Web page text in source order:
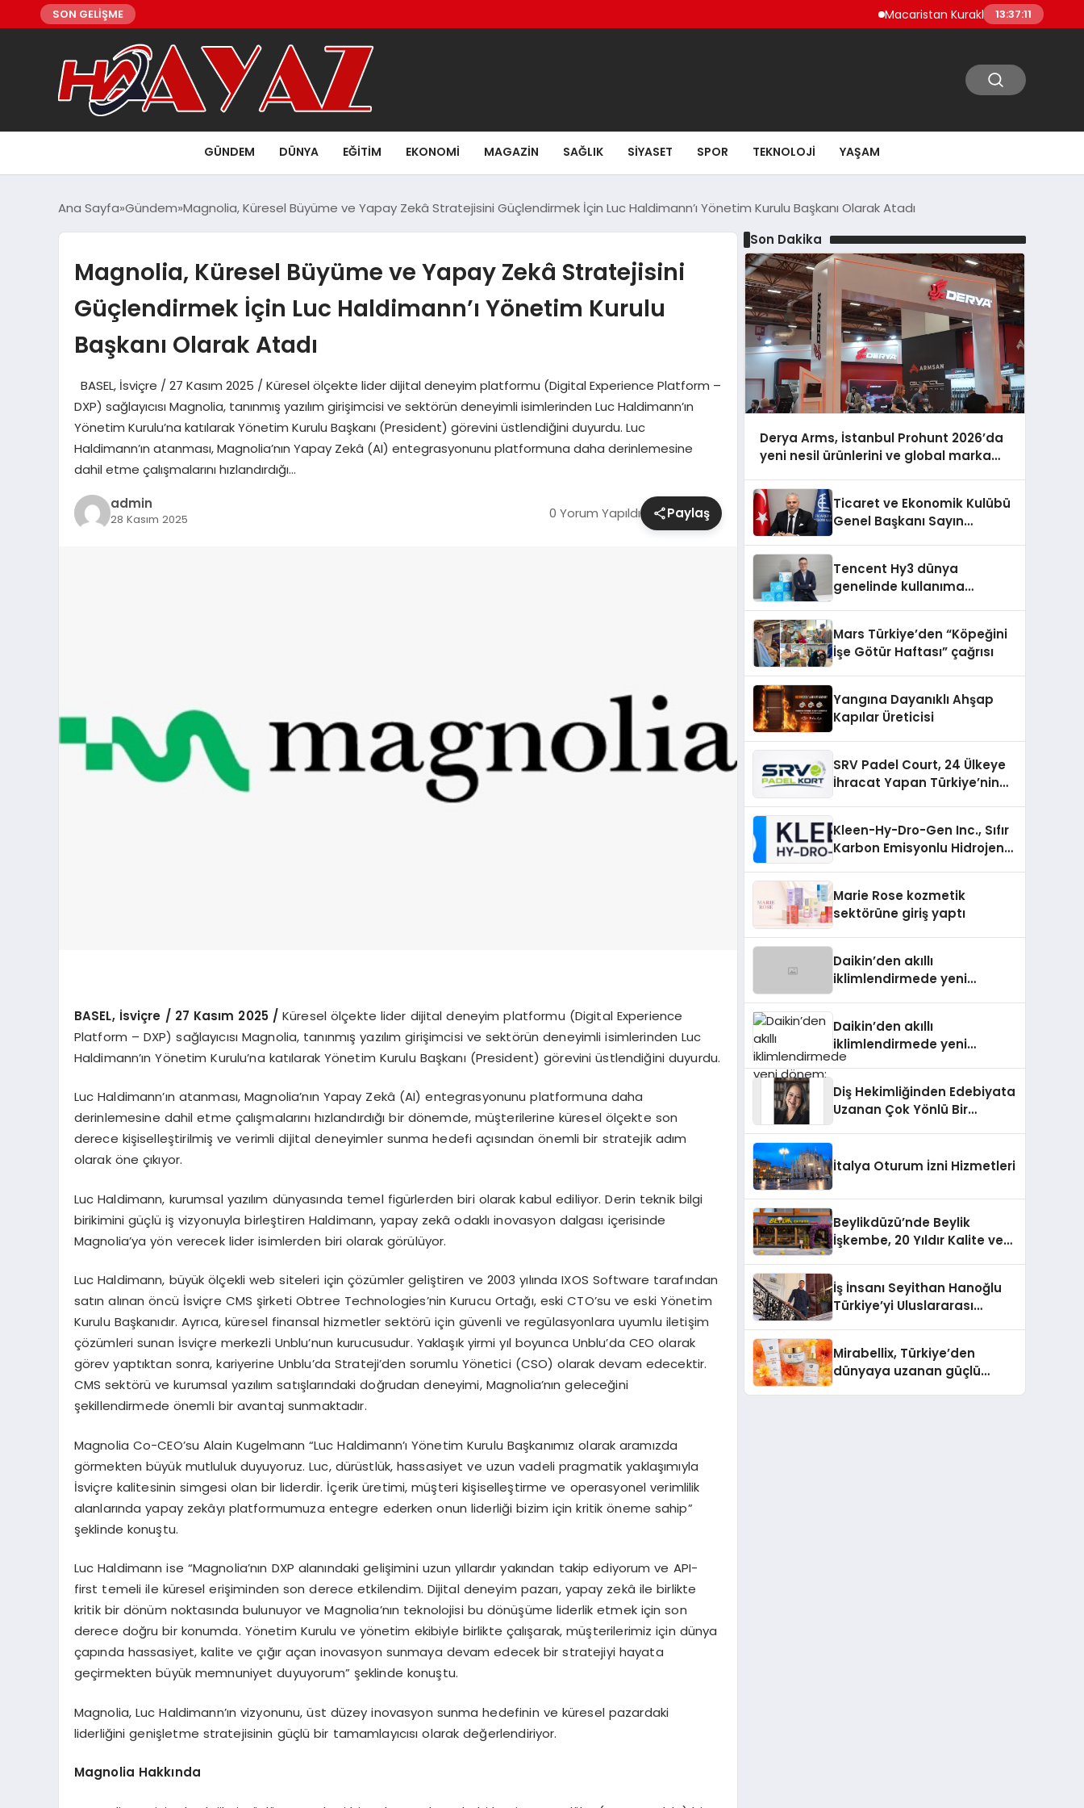
SON GELİŞME Macaristan Kuraklık Nedeniyle Paks
13:37:12
GÜNDEM DÜNYA EĞITIM EKONOMI MAGAZIN SAĞLIK SIYASET SPOR TEKNOLOJI YAŞAM
Ana Sayfa Gündem Magnolia, Küresel Büyüme ve Yapay Zekâ Stratejisini Güçlendirmek İçin Luc Haldimann’ı Yönetim Kurulu Başkanı Olarak Atadı
Magnolia, Küresel Büyüme ve Yapay Zekâ Stratejisini
Güçlendirmek İçin Luc Haldimann’ı Yönetim Kurulu
Başkanı Olarak Atadı
BASEL, İsviçre / 27 Kasım 2025 / Küresel ölçekte lider dijital deneyim platformu (Digital Experience Platform –
DXP) sağlayıcısı Magnolia, tanınmış yazılım girişimcisi ve sektörün deneyimli isimlerinden Luc Haldimann’ın
Yönetim Kurulu’na katılarak Yönetim Kurulu Başkanı (President) görevini üstlendiğini duyurdu. Luc
Haldimann’ın atanması, Magnolia’nın Yapay Zekâ (AI) entegrasyonunu platformuna daha derinlemesine
dahil etme çalışmalarını hızlandırdığı…
admin
28 Kasım 2025 0 Yorum Yapıldı Paylaş
BASEL, İsviçre / 27 Kasım 2025 / Küresel ölçekte lider dijital deneyim platformu (Digital Experience
Platform – DXP) sağlayıcısı Magnolia, tanınmış yazılım girişimcisi ve sektörün deneyimli isimlerinden Luc
Haldimann’ın Yönetim Kurulu’na katılarak Yönetim Kurulu Başkanı (President) görevini üstlendiğini duyurdu.
Luc Haldimann’ın atanması, Magnolia’nın Yapay Zekâ (AI) entegrasyonunu platformuna daha
derinlemesine dahil etme çalışmalarını hızlandırdığı bir dönemde, müşterilerine küresel ölçekte son
derece kişiselleştirilmiş ve verimli dijital deneyimler sunma hedefi açısından önemli bir stratejik adım
olarak öne çıkıyor.
Luc Haldimann, kurumsal yazılım dünyasında temel figürlerden biri olarak kabul ediliyor. Derin teknik bilgi
birikimini güçlü iş vizyonuyla birleştiren Haldimann, yapay zekâ odaklı inovasyon dalgası içerisinde
Magnolia’ya yön verecek lider isimlerden biri olarak görülüyor.
Luc Haldimann, büyük ölçekli web siteleri için çözümler geliştiren ve 2003 yılında IXOS Software tarafından
satın alınan öncü İsviçre CMS şirketi Obtree Technologies’nin Kurucu Ortağı, eski CTO’su ve eski Yönetim
Kurulu Başkanıdır. Ayrıca, küresel finansal hizmetler sektörü için güvenli ve regülasyonlara uyumlu iletişim
çözümleri sunan İsviçre merkezli Unblu’nun kurucusudur. Yaklaşık yirmi yıl boyunca Unblu’da CEO olarak
görev yaptıktan sonra, kariyerine Unblu’da Strateji’den sorumlu Yönetici (CSO) olarak devam edecektir.
CMS sektörü ve kurumsal yazılım satışlarındaki doğrudan deneyimi, Magnolia’nın geleceğini
şekillendirmede önemli bir avantaj sunmaktadır.
Magnolia Co-CEO’su Alain Kugelmann “Luc Haldimann’ı Yönetim Kurulu Başkanımız olarak aramızda
görmekten büyük mutluluk duyuyoruz. Luc, dürüstlük, hassasiyet ve uzun vadeli pragmatik yaklaşımıyla
İsviçre kalitesinin simgesi olan bir liderdir. İçerik üretimi, müşteri kişiselleştirme ve operasyonel verimlilik
alanlarında yapay zekâyı platformumuza entegre ederken onun liderliği bizim için kritik öneme sahip”
şeklinde konuştu.
Luc Haldimann ise “Magnolia’nın DXP alanındaki gelişimini uzun yıllardır yakından takip ediyorum ve API-
first temeli ile küresel erişiminden son derece etkilendim. Dijital deneyim pazarı, yapay zekâ ile birlikte
kritik bir dönüm noktasında bulunuyor ve Magnolia’nın teknolojisi bu dönüşüme liderlik etmek için son
derece doğru bir konumda. Yönetim Kurulu ve yönetim ekibiyle birlikte çalışarak, müşterilerimiz için dünya
çapında hassasiyet, kalite ve çığır açan inovasyon sunmaya devam edecek bir stratejiyi hayata
geçirmekten büyük memnuniyet duyuyorum” şeklinde konuştu.
Magnolia, Luc Haldimann’ın vizyonunu, üst düzey inovasyon sunma hedefinin ve küresel pazardaki
liderliğini genişletme stratejisinin güçlü bir tamamlayıcısı olarak değerlendiriyor.
Magnolia Hakkında
Son Dakika
Derya Arms, İstanbul Prohunt 2026’da
yeni nesil ürünlerini ve global marka
Ticaret ve Ekonomik Kulübü
Genel Başkanı Sayın
şunları kaydetti:
Tencent Hy3 dünya
genelinde kullanıma
Mars Türkiye’den “Köpeğini
İşe Götür Haftası” çağrısı
Yangına Dayanıklı Ahşap
Kapılar Üreticisi
SRV Padel Court, 24 Ülkeye
İhracat Yapan Türkiye’nin
Kleen-Hy-Dro-Gen Inc., Sıfır
Karbon Emisyonlu Hidrojen
Aldı
Marie Rose kozmetik
sektörüne giriş yaptı
Daikin’den akıllı
iklimlendirmede yeni
Daikin’den akıllı
iklimlendirmede yeni
dönem: Madoka Plus
Diş Hekimliğinden Edebiyata
Uzanan Çok Yönlü Bir
İtalya Oturum İzni Hizmetleri
Beylikdüzü’nde Beylik
İşkembe, 20 Yıldır Kalite ve
İş İnsanı Seyithan Hanoğlu
Türkiye’yi Uluslararası
Mirabellix, Türkiye’den
dünyaya uzanan güçlü